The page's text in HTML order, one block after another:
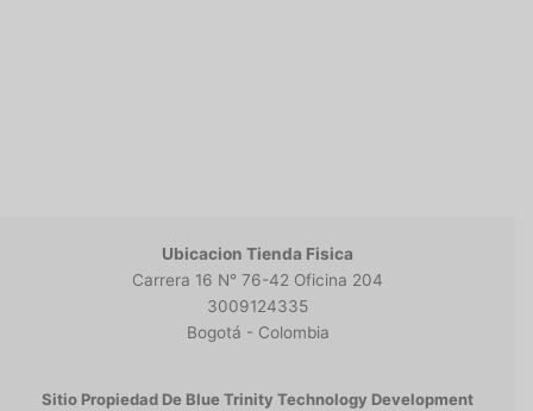
Ubicacion Tienda Fisica
Carrera 16 N° 76-42 Oficina 204
3009124335
Bogotá - Colombia
Sitio Propiedad De Blue Trinity Technology Development